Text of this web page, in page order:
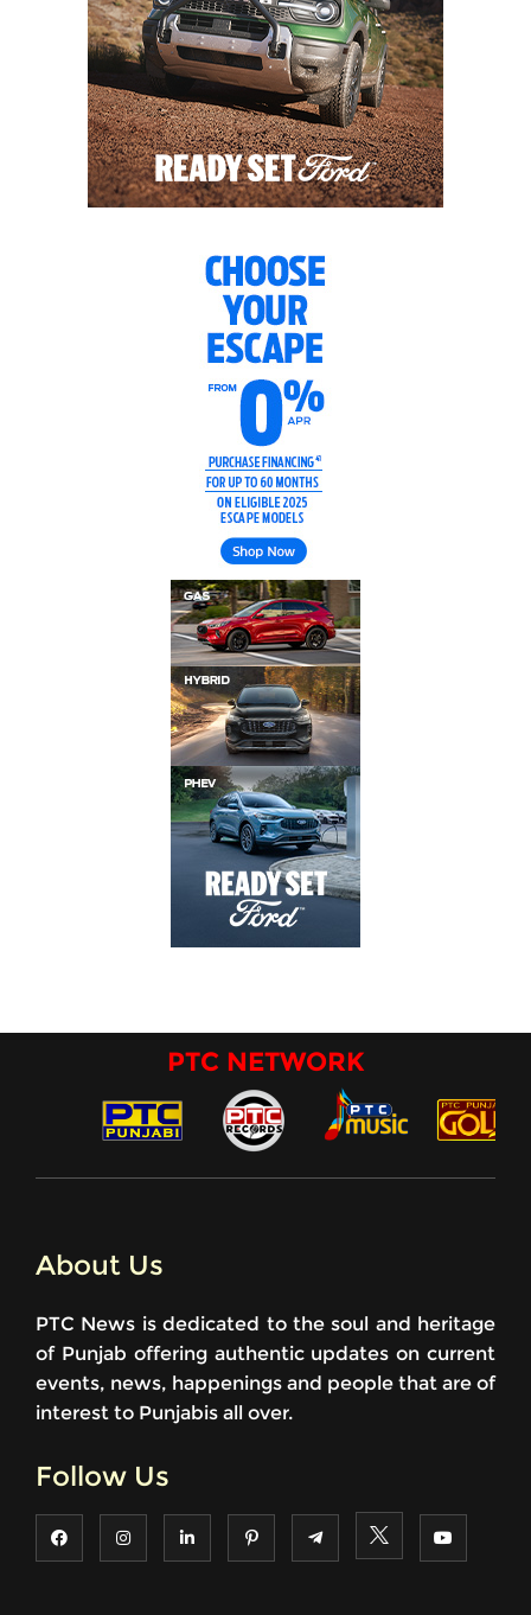
PTC NETWORK
About Us
PTC News is dedicated to the soul and heritage
of Punjab offering authentic updates on current
events, news, happenings and people that are of
interest to Punjabis all over.
Follow Us